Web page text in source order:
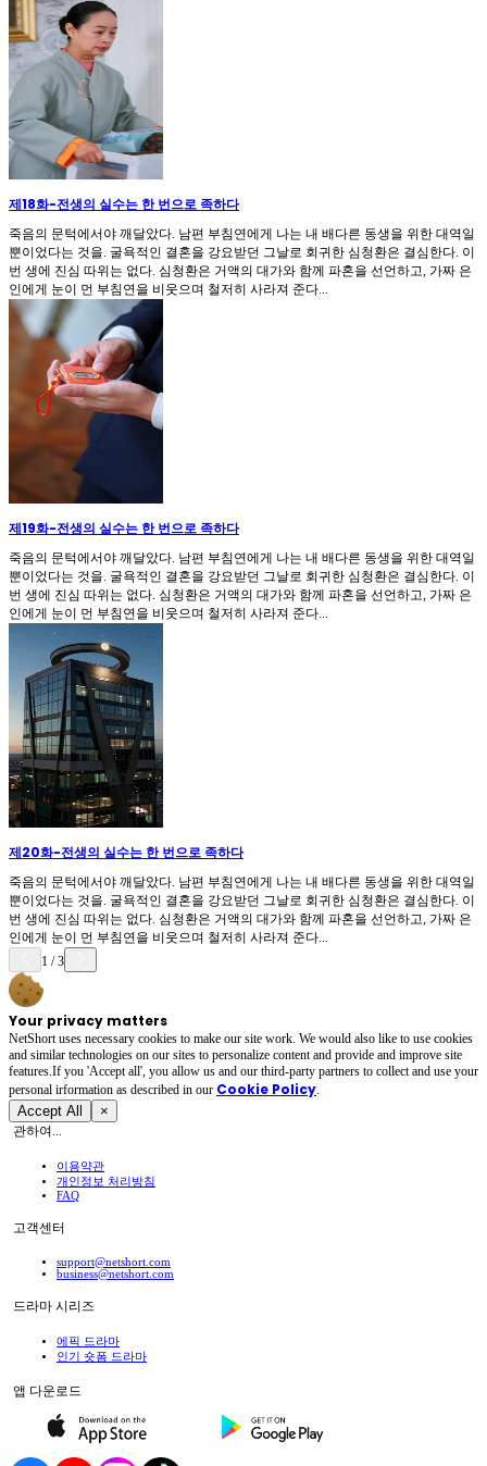
제18화-전생의 실수는 한 번으로 족하다
죽음의 문턱에서야 깨달았다. 남편 부침연에게 나는 내 배다른 동생을 위한 대역일
뿐이었다는 것을. 굴욕적인 결혼을 강요받던 그날로 회귀한 심청환은 결심한다. 이
번 생에 진심 따위는 없다. 심청환은 거액의 대가와 함께 파혼을 선언하고, 가짜 은
인에게 눈이 먼 부침연을 비웃으며 철저히 사라져 준다...
제19화-전생의 실수는 한 번으로 족하다
죽음의 문턱에서야 깨달았다. 남편 부침연에게 나는 내 배다른 동생을 위한 대역일
뿐이었다는 것을. 굴욕적인 결혼을 강요받던 그날로 회귀한 심청환은 결심한다. 이
번 생에 진심 따위는 없다. 심청환은 거액의 대가와 함께 파혼을 선언하고, 가짜 은
인에게 눈이 먼 부침연을 비웃으며 철저히 사라져 준다...
제20화-전생의 실수는 한 번으로 족하다
죽음의 문턱에서야 깨달았다. 남편 부침연에게 나는 내 배다른 동생을 위한 대역일
뿐이었다는 것을. 굴욕적인 결혼을 강요받던 그날로 회귀한 심청환은 결심한다. 이
번 생에 진심 따위는 없다. 심청환은 거액의 대가와 함께 파혼을 선언하고, 가짜 은
인에게 눈이 먼 부침연을 비웃으며 철저히 사라져 준다...
1 /3
Your privacy matters
NetShort uses necessary cookies to make our site work. We would also like to use cookies
and similar technologies on our sites to personalize content and provide and improve site
features.If you 'Accept all', you allow us and our third-party partners to collect and use your
personal irformation as described in our Cookie Policy.
Accept All ×
관하여...
이용약관
개인정보 처리방침
FAQ
고객센터
support@netshort.com
business@netshort.com
드라마 시리즈
에픽 드라마
인기 숏폼 드라마
앱 다운로드